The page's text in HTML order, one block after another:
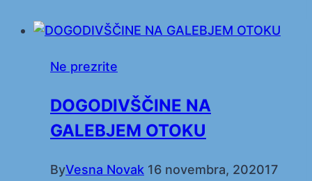
Ne prezrite
DOGODIVŠČINE NA
GALEBJEM OTOKU
ByVesna Novak 16 novembra, 202017